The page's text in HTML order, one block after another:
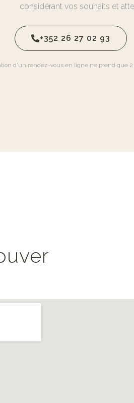
considérant vos souhaits et
+352 26 27 02 93
d’un rendez-vous en ligne ne prend que